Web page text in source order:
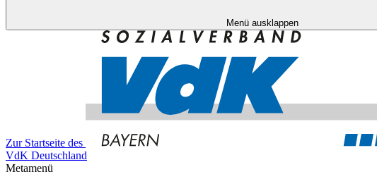
Menü ausklappen
Zur Startseite des
VdK Deutschland
Metamenü